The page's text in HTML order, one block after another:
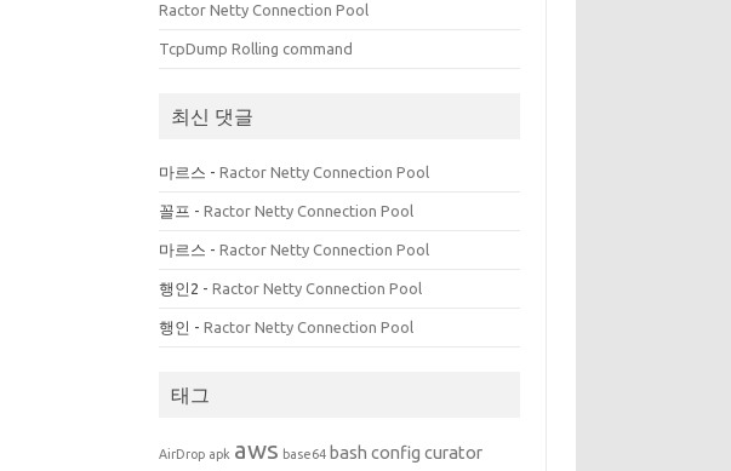
Ractor Netty Connection Pool
TcpDump Rolling command
최신 댓글
마르스 -Ractor Netty Connection Pool
꼴프 -Ractor Netty Connection Pool
마르스 -Ractor Netty Connection Pool
행인2 -Ractor Netty Connection Pool
행인 -Ractor Netty Connection Pool
태그
AirDrop apk aws base64 bash config curator